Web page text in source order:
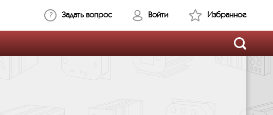
Задать вопрос Войти Избранное